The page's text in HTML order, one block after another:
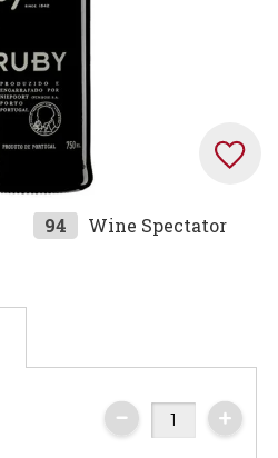
94 Wine Spectator